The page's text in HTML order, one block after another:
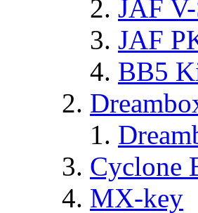
JAF
JAF
BB5
Cyclone
MX-key